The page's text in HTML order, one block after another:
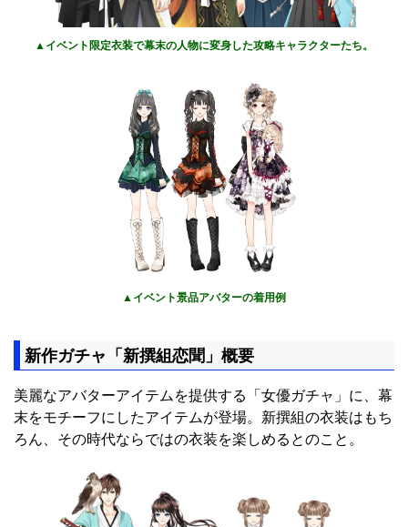
▲イベント限定衣装で幕末の人物に変身した攻略キャラクターたち。
▲イベント景品アバターの着用例
新作ガチャ「新撰組恋聞」概要
美麗なアバターアイテムを提供する「女優ガチャ」に、幕
末をモチーフにしたアイテムが登場。新撰組の衣装はもち
ろん、その時代ならではの衣装を楽しめるとのこと。